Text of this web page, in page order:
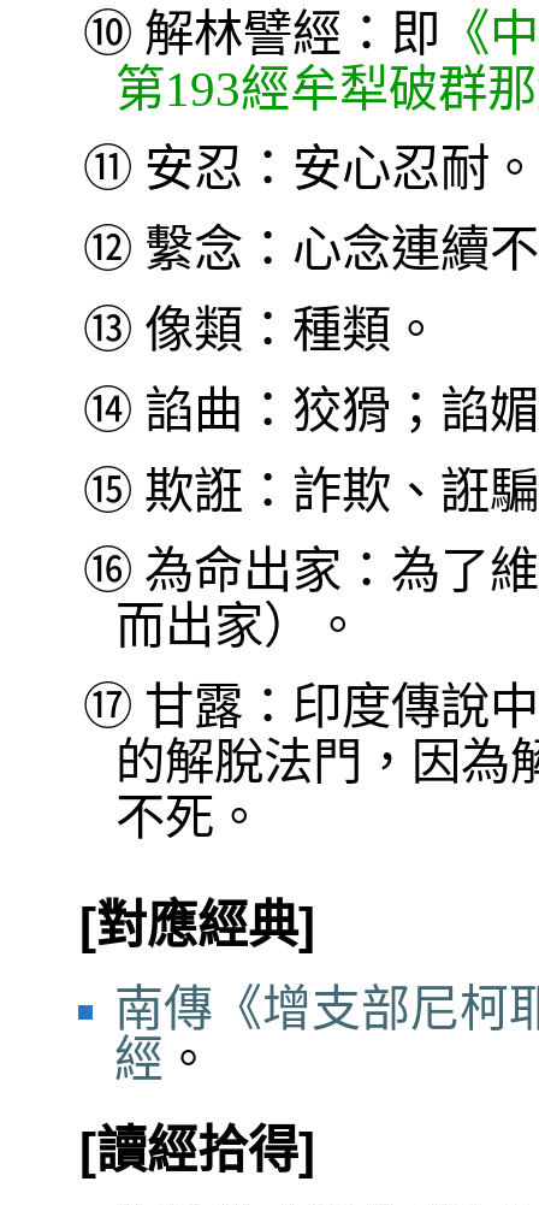
⑩ 解林譬經：即 《
第193經牟犁破群
⑪ 安忍：安心忍耐。
⑫ 繫念：心念連續
⑬ 像類：種類。
⑭ 諂曲：狡猾；諂
⑮ 欺誑：詐欺、誑
⑯ 為命出家：為了
而出家）。
⑰ 甘露：印度傳說
的解脫法門，因為
不死。
[對應經典]
南傳《增支部尼柯
經 。
[讀經拾得]